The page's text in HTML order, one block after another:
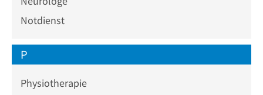
Notdienst
P
Physiotherapie